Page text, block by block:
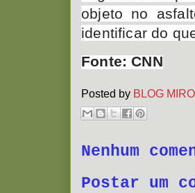
objeto no
identificar do
Fonte: CNN
Posted by BLOG
Nenhum
Postar um